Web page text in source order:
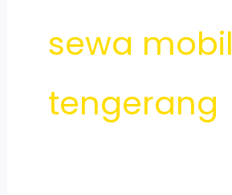
sewa mobil
tengerang